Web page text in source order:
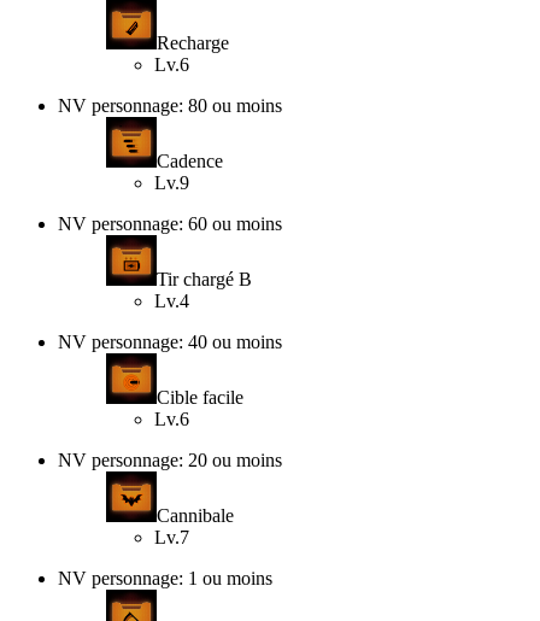
Recharge
Lv.6
NV personnage: 80 ou moins
Cadence
Lv.9
NV personnage: 60 ou moins
Tir chargé B
Lv.4
NV personnage: 40 ou moins
Cible facile
Lv.6
NV personnage: 20 ou moins
Cannibale
Lv.7
NV personnage: 1 ou moins